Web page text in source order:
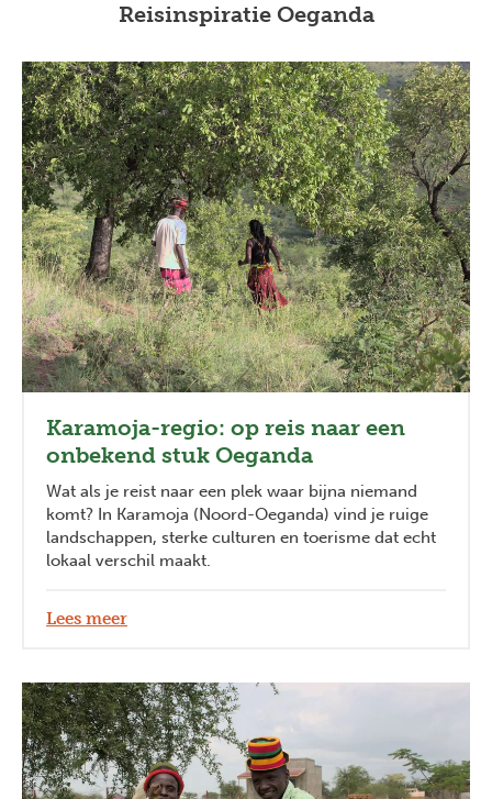
Reisinspiratie Oeganda
Karamoja-regio: op reis naar een
onbekend stuk Oeganda
Wat als je reist naar een plek waar bijna niemand
komt? In Karamoja (Noord-Oeganda) vind je ruige
landschappen, sterke culturen en toerisme dat echt
lokaal verschil maakt.
Lees meer